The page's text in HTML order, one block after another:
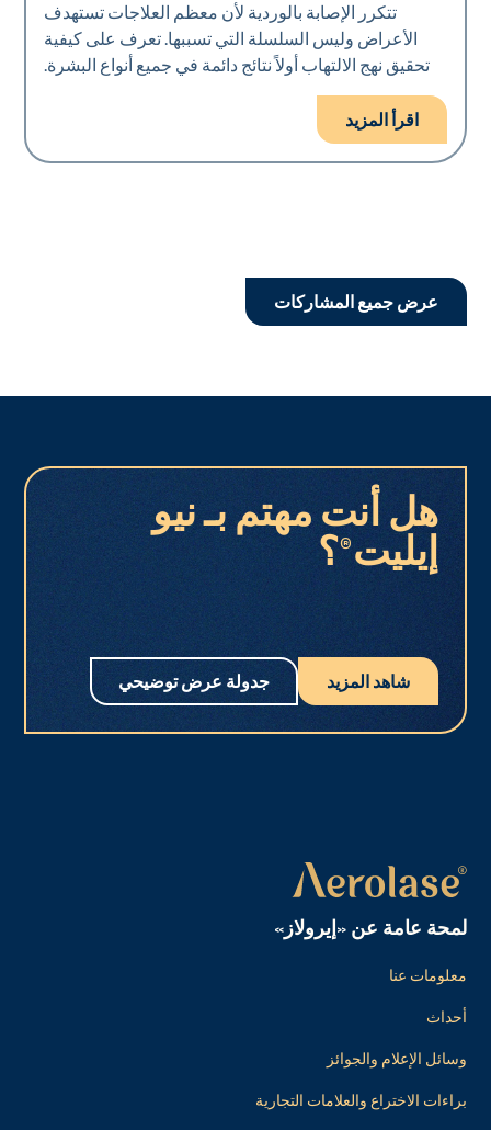
تتكرر الإصابة بالوردية لأن معظم العلاجات تستهدف
الأعراض وليس السلسلة التي تسببها. تعرف على كيفية
تحقيق نهج الالتهاب أولاً نتائج دائمة في جميع أنواع البشرة.
اقرأ المزيد
عرض جميع المشاركات
هل أنت مهتم بـ نيو
إيليت®؟
شاهد المزيد جدولة عرض توضيحي
لمحة عامة عن «إيرولاز»
معلومات عنا
أحداث
وسائل الإعلام والجوائز
براءات الاختراع والعلامات التجارية